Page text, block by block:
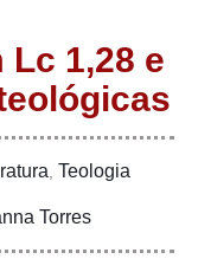
Lc 1,28 e
, Teologia
Torres